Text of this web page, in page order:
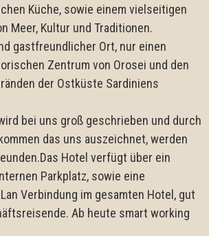
Küche, sowie einem vielseitigen
Meer, Kultur und Traditionen.
gastfreundlicher Ort, nur einen
Zentrum von Orosei und den
der Ostküste Sardiniens
bei uns groß geschrieben und durch
das uns auszeichnet, werden
Hotel verfügt über ein
Parkplatz, sowie eine
Verbindung im gesamten Hotel, gut
Ab heute smart working